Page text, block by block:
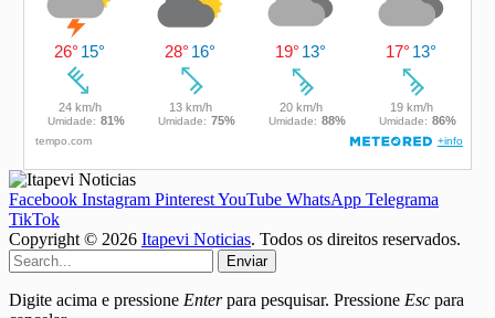
Facebook Instagram PinterestYouTube WhatsApp Telegrama
TikTok
Copyright © 2026 Itapevi Noticias. Todos os direitos reservados.
Enviar
Digite acima e pressione Enterpara pesquisar. Pressione Esc para